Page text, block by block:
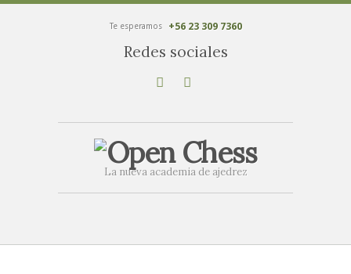
Te esperamos +56 23 309 7360
Redes sociales
La nueva academia de ajedrez